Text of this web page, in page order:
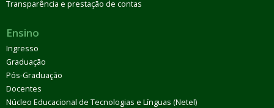
Transparência e prestação de contas
Ensino
Ingresso
Graduação
Pós-Graduação
Docentes
Núcleo Educacional de Tecnologias e Línguas (Netel)